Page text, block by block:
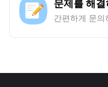
문제를 해
간편하게 문의